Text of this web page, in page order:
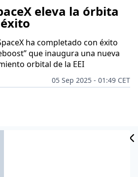
eleva la órbita
ha completado con éxito
que inaugura una nueva
orbital de la EEI
05 Sep 2025 - 01:49 CET